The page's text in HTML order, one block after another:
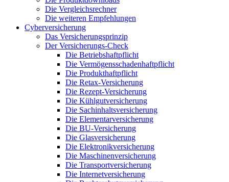
Die Vergleichsrechner
Die weiteren Empfehlungen
Cyberversicherung
Das Versicherungsprinzip
Der Versicherungs-Check
Die Betriebshaftpflicht
Die Vermögensschadenhaftpflicht
Die Produkthaftpflicht
Die Retax-Versicherung
Die Rezept-Versicherung
Die Kühlgutversicherung
Die Sachinhaltsversicherung
Die Elementarversicherung
Die BU-Versicherung
Die Glasversicherung
Die Elektronikversicherung
Die Maschinenversicherung
Die Transportversicherung
Die Internetversicherung